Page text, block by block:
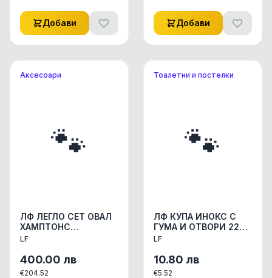
Добави Добави
Аксесоари
🐾
ЛФ ЛЕГЛО СЕТ ОВАЛ
ХАМПТОНС
АКСЕСОАРИ КУЧЕ/
1бр.
LF
400.00 лв
€204.52
Тоалетни и постелки
🐾
ЛФ КУПА ИНОКС С
ГУМА И ОТВОРИ 22см
АКСЕСОАРИ КУЧЕ/
СЪДОВЕ 1бр.
LF
10.80 лв
€5.52